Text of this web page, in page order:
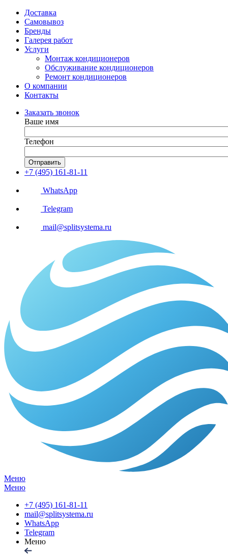
Доставка
Самовывоз
Бренды
Галерея работ
Услуги
Монтаж кондиционеров
Обслуживание кондиционеров
Ремонт кондиционеров
О компании
Контакты
Заказать звонок
Ваше имя
Телефон
Отправить
+7 (495) 161-81-11
WhatsApp
Telegram
mail@splitsystema.ru
Меню
Меню
+7 (495) 161-81-11
mail@splitsystema.ru
WhatsApp
Telegram
Меню